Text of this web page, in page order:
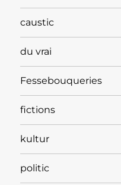
caustic
du vrai
Fessebouqueries
fictions
kultur
politic